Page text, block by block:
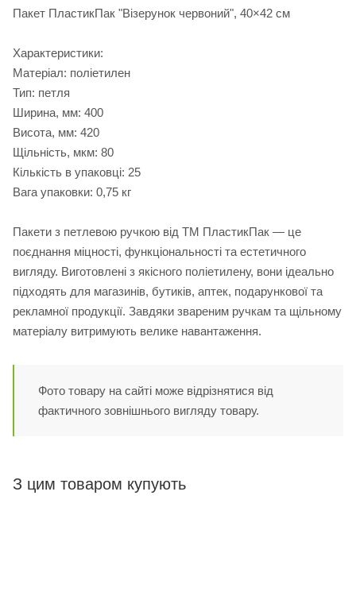
Пакет ПластикПак "Візерунок червоний", 40×42 см
Характеристики:
Матеріал: поліетилен
Тип: петля
Ширина, мм: 400
Висота, мм: 420
Щільність, мкм: 80
Кількість в упаковці: 25
Вага упаковки: 0,75 кг
Пакети з петлевою ручкою від ТМ ПластикПак — це
поєднання міцності, функціональності та естетичного
вигляду. Виготовлені з якісного поліетилену, вони ідеально
підходять для магазинів, бутиків, аптек, подарункової та
рекламної продукції. Завдяки звареним ручкам та щільному
матеріалу витримують велике навантаження.
Фото товару на сайті може відрізнятися від
фактичного зовнішнього вигляду товару.
З цим товаром купують